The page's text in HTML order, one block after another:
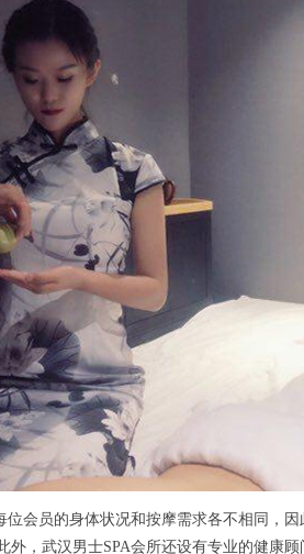
会员的身体状况和按摩需求各不相同，因
外，武汉男士SPA会所还设有专业的健康